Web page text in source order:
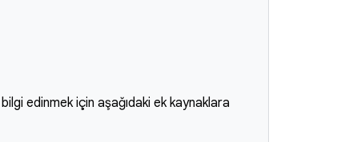
edinmek için aşağıdaki ek kaynaklara